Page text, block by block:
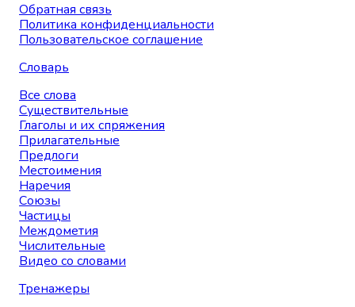
Обратная связь
Политика конфиденциальности
Пользовательское соглашение
Словарь
Все слова
Существительные
Глаголы и их спряжения
Прилагательные
Предлоги
Местоимения
Наречия
Союзы
Частицы
Междометия
Числительные
Видео со словами
Тренажеры